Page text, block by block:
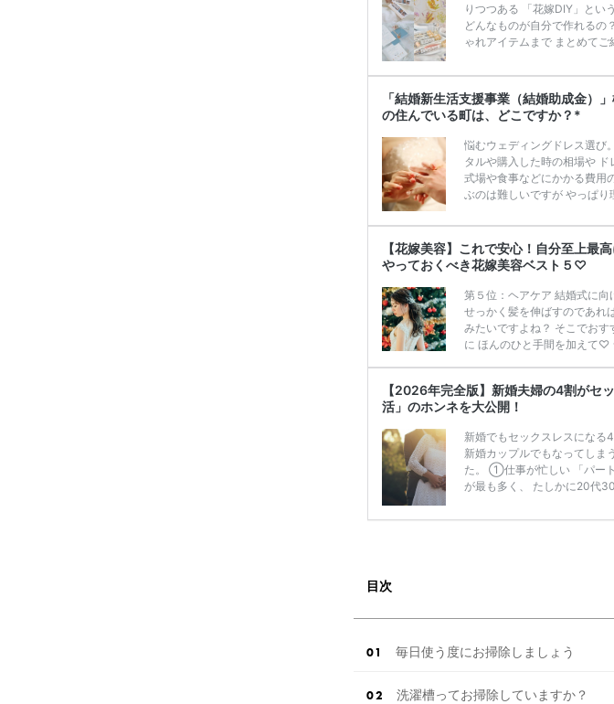
りつつある 「花嫁DIY」とい
どんなものが自分で作れるの
ゃれアイテムまで まとめて
ないでしょうか？ コストダ
イしてみたいですよね？ 結婚
ラーやデザインを統一して
きを読む
「結婚新生活支援事業（結婚助成金）
の住んでいる町は、どこですか？*
悩むウェディングドレス選び
タルや購入した時の相場や
式場や食事などにかかる費用
ぶのは難しいですが やっぱり
ドレスの平均価格や、予算を
ングドレス選び。レンタルす
始めたらチェックして◎ 結婚
間は誰にでありますよね♡ で
【花嫁美容】これで安心！自分至上最
やっておくべき花嫁美容ベスト５♡
第５位：ヘアケア 結婚式に
せっかく髪を伸ばすのであれ
みたいですよね？ そこでお
に ほんのひと手間を加えて♡
ルもしくはミルクタイプの 洗
ら 優しく乾かすことをおすす
【2026年完全版】新婚夫婦の4割がセ
活」のホンネを大公開！
新婚でもセックスレスになる
新婚カップルでもなってしま
た。 ①仕事が忙しい 「パー
が最も多く、 たしかに20代
や夜の付き合いが多い彼なら
目次
毎日使う度にお掃除しましょう
洗濯槽ってお掃除していますか？